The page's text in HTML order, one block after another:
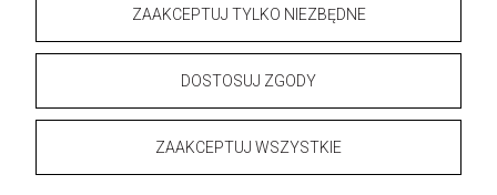
Płatności i dostawa
ZAAKCEPTUJ TYLKO NIEZBĘDNE
DOSTOSUJ ZGODY
ZAAKCEPTUJ WSZYSTKIE